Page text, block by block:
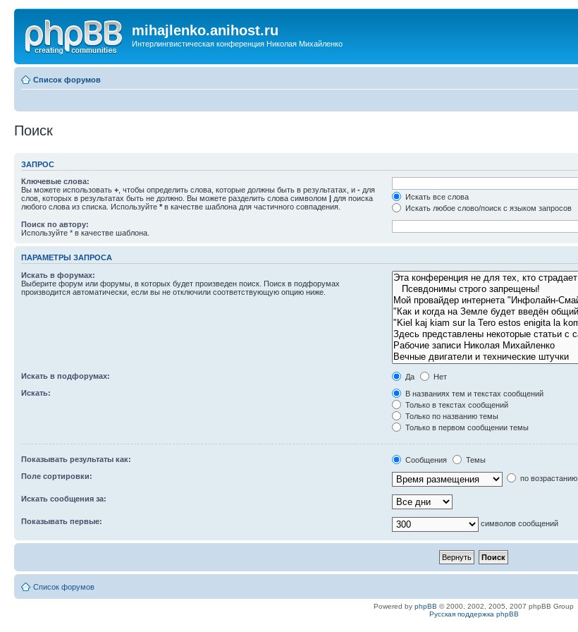
mihajlenko.anihost.ru
Интерлингвистическая конференция Николая Михайленко
Список форумов
Поиск
ЗАПРОС
Ключевые слова:
Вы можете использовать + , чтобы определить слова, которые должны быть в результатах, и - для
слов, которых в результатах быть не должно. Вы можете разделить слова символом | для поиска
любого слова из списка. Используйте * в качестве шаблона для частичного совпадения.
Искать все слова
Искать любое слово/поиск с языком запросов
Поиск по автору:
Используйте * в качестве шаблона.
ПАРАМЕТРЫ ЗАПРОСА
Искать в форумах:
Выберите форум или форумы, в которых будет произведен поиск. Поиск в подфорумах
производится автоматически, если вы не отключили соответствующую опцию ниже.
Искать в подфорумах: Да
Нет
Искать:
В названиях тем и текстах сообщений
Только в текстах сообщений
Только по названию темы
Только в первом сообщении темы
Показывать результаты как: Сообщения
Темы
Поле сортировки:
по возрастанию
Искать сообщения за:
Показывать первые: символов сообщений
Список форумов
Powered by phpBB © 2000, 2002, 2005, 2007 phpBB Group
Русская поддержка phpBB